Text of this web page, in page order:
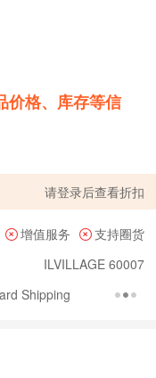
价格、库存等信
请登录后查看折扣
增值服务
支持圈货
ILVILLAGE 60007
Shipping